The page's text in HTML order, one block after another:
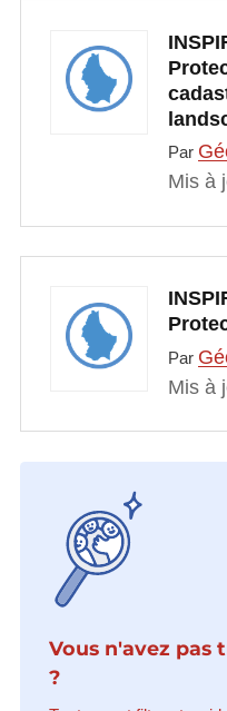
Par
Mis à
Par
Mis à
Vous n'avez pas
?